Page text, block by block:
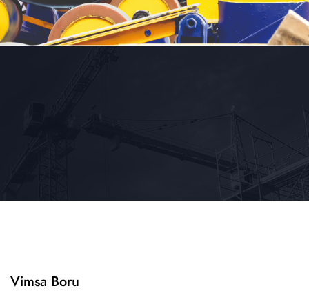
Vimsa Boru